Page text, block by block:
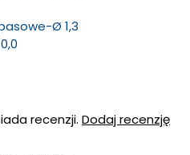
Ø 1,3
recenzji. Dodaj recenzję